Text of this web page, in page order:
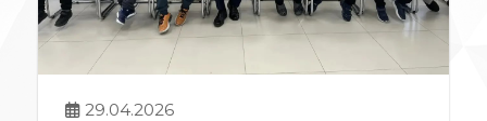
29.04.2026